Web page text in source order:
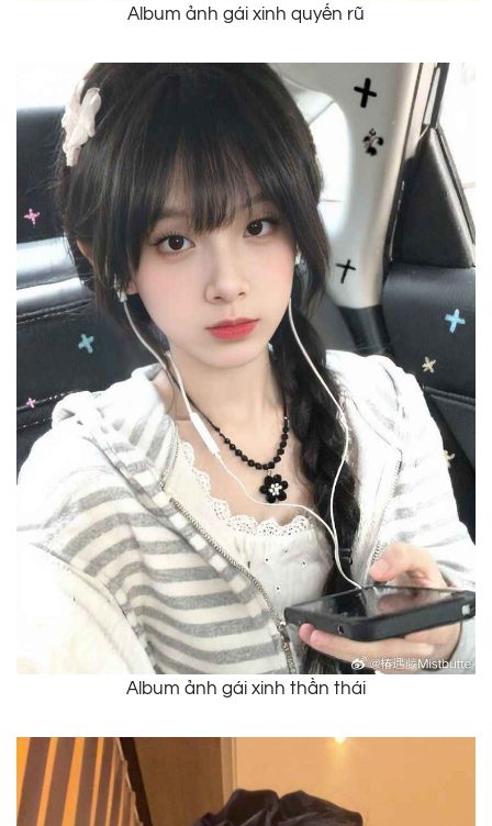
Album ảnh gái xinh quyến rũ
Album ảnh gái xinh thần thái